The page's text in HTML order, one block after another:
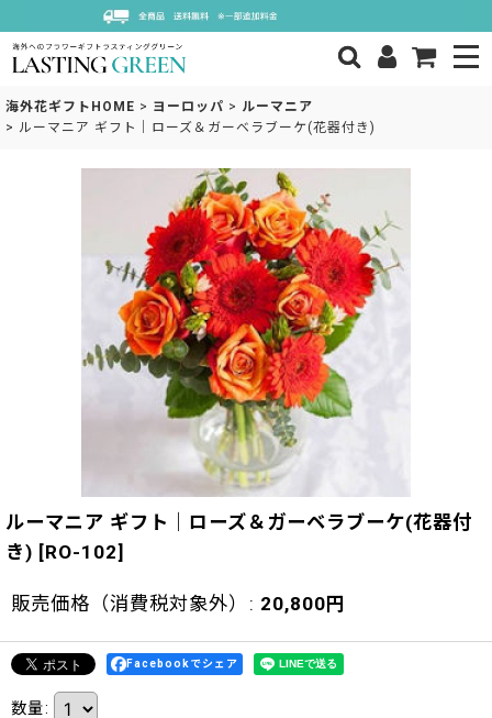
海外花ギフトHOME > ヨーロッパ > ルーマニア
> ルーマニア ギフト｜ローズ＆ガーベラブーケ(花器付き)
ルーマニア ギフト｜ローズ＆ガーベラブーケ(花器付
き) [RO-102]
販売価格（消費税対象外） : 20,800 円
Facebookでシェア
数量: